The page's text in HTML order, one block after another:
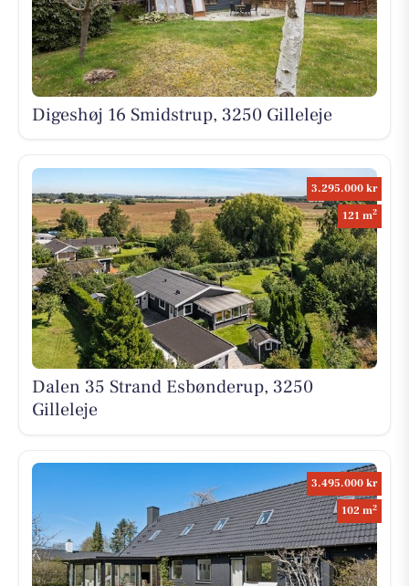
Digeshøj 16 Smidstrup, 3250 Gilleleje
3.295.000 kr
121 m2
Dalen 35 Strand Esbønderup, 3250
Gilleleje
3.495.000 kr
102 m2